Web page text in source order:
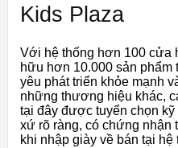
Kids Plaza
Với hệ thống hơn 100 cửa
hữu hơn 10.000 sản phẩm
yêu phát triển khỏe mạnh
những thương hiệu khác,
tại đây được tuyển chọn
xứ rõ ràng, có chứng
khi nhập giày về bán tại hệ